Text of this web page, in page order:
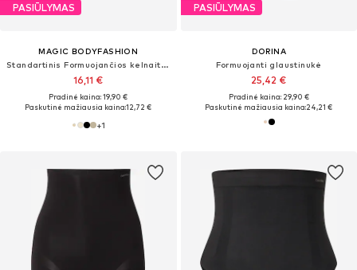
PASIŪLYMAS
MAGIC BODYFASHION
Standartinis Formuojančios kelnaitės
16,11 €
Pradinė kaina: 19,90 €
Paskutinė mažiausia kaina:12,72 €
+1
PASIŪLYMAS
DORINA
Formuojanti glaustinukė
25,42 €
Pradinė kaina: 29,90 €
Paskutinė mažiausia kaina:24,21 €